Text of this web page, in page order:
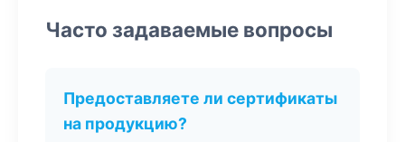
Часто задаваемые вопросы
Предоставляете ли сертификаты
на продукцию?